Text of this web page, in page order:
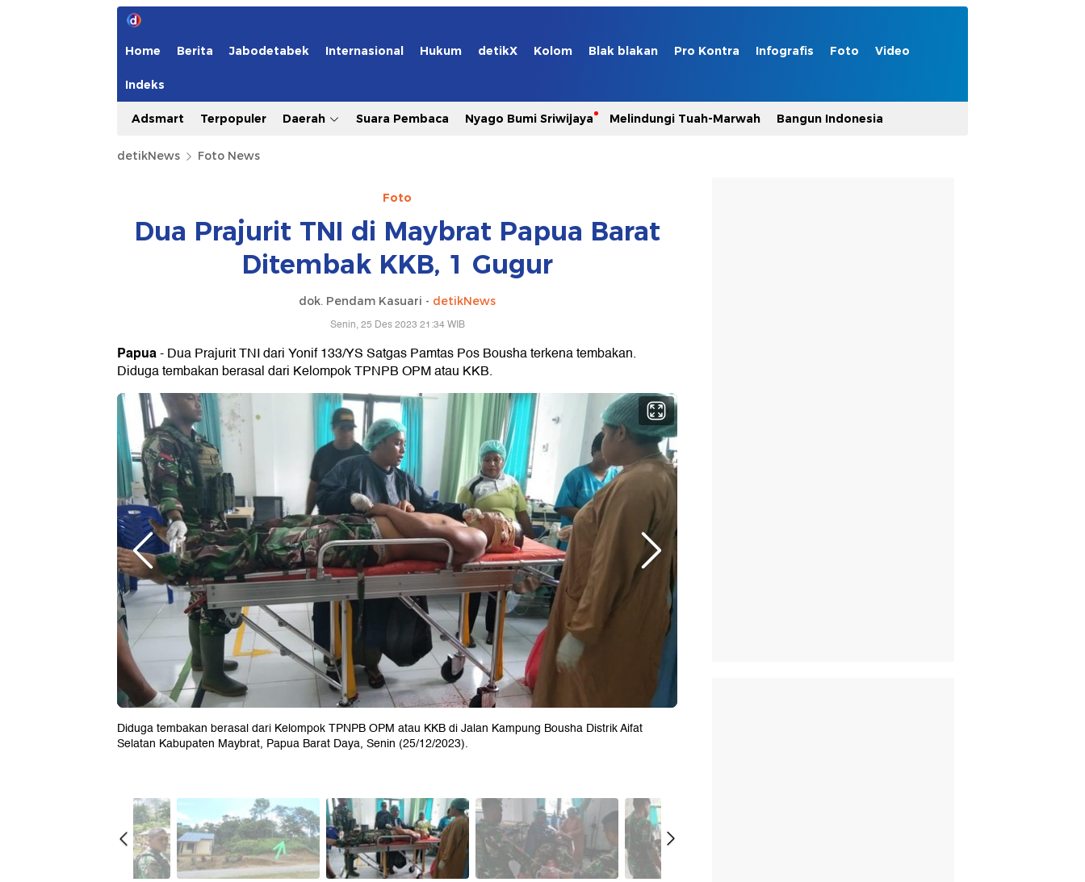
Home Berita Jabodetabek Internasional Hukum detikX Kolom Blak blakan Pro Kontra Infografis Foto Video
Indeks
Adsmart Terpopuler Daerah Suara Pembaca Nyago Bumi Sriwijaya Melindungi Tuah-Marwah Bangun Indonesia
detikNews Foto News
Foto
Dua Prajurit TNI di Maybrat Papua Barat
Ditembak KKB, 1 Gugur
dok. Pendam Kasuari - detikNews
Senin, 25 Des 2023 21:34 WIB
Papua- Dua Prajurit TNI dari Yonif 133/YS Satgas Pamtas Pos Bousha terkena tembakan.
Diduga tembakan berasal dari Kelompok TPNPB OPM atau KKB.
Diduga tembakan berasal dari Kelompok TPNPB OPM atau KKB di Jalan Kampung Bousha Distrik Aifat
Selatan Kabupaten Maybrat, Papua Barat Daya, Senin (25/12/2023).